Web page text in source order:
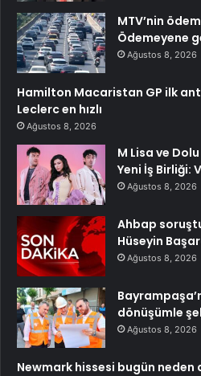
MTV’nin
Ödemeyene
Ağustos 8, 2026
Hamilton Macaristan GP ilk
Leclerc en hızlı
Ağustos 8, 2026
M Lisa ve
Yeni İş Birliği:
Ağustos 8, 2026
Ahbap
Hüseyin
Ağustos 8, 2026
dönüşümle
Ağustos 8, 2026
Newmark hissesi bugün neden